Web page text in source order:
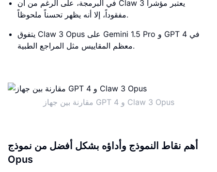
في البرمجة، على الرغم من أن Claw 3 يعتبر مؤشراً
مفقوداً، إلا أنه يظهر تحسناً ملحوظاً.
يتفوق Claw 3 Opus على Gemini 1.5 Pro و GPT 4 في
معظم المقاييس مثل المراجع الطبية.
مقارنة بين جهاز GPT 4 و Claw 3 Opus
أهم نقاط النموذج وأداؤه بشكل أفضل من نموذج
Opus